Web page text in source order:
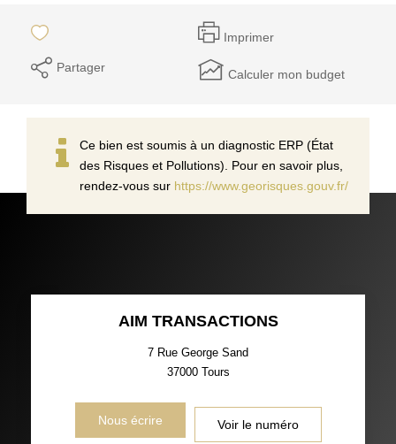
Imprimer
Partager Calculer mon budget
Ce bien est soumis à un diagnostic ERP (État
des Risques et Pollutions). Pour en savoir plus,
rendez-vous sur https://www.georisques.gouv.fr/
AIM TRANSACTIONS
7 Rue George Sand
37000 Tours
Nous écrire Voir le numéro